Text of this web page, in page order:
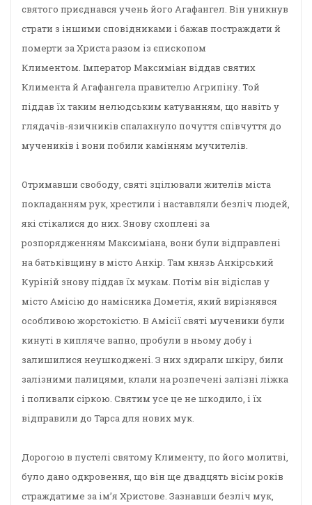
святого приєднався учень його Агафангел. Він уникнув
страти з іншими сповідниками і бажав постраждати й
померти за Христа разом із єпископом
Климентом. Імператор Максиміан віддав святих
Климента й Агафангела правителю Агрипіну. Той
піддав їх таким нелюдським катуванням, що навіть у
глядачів-язичників спалахнуло почуття співчуття до
мучеників і вони побили камінням мучителів.
Отримавши свободу, святі зцілювали жителів міста
покладанням рук, хрестили і наставляли безліч людей,
які стікалися до них. Знову схоплені за
розпорядженням Максиміана, вони були відправлені
на батьківщину в місто Анкір. Там князь Анкірський
Куріній знову піддав їх мукам. Потім він відіслав у
місто Амісію до намісника Дометія, який вирізнявся
особливою жорстокістю. В Амісії святі мученики були
кинуті в кипляче вапно, пробули в ньому добу і
залишилися неушкоджені. З них здирали шкіру, били
залізними палицями, клали на розпечені залізні ліжка
і поливали сіркою. Святим усе це не шкодило, і їх
відправили до Тарса для нових мук.
Дорогою в пустелі святому Клименту, по його молитві,
було дано одкровення, що він ще двадцять вісім років
страждатиме за ім’я Христове. Зазнавши безліч мук,